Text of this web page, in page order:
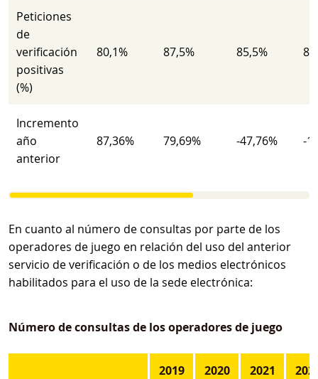
Peticiones
de
verificación
positivas
(%)
80,1% 87,5% 85,5%
Incremento
año
anterior
87,36% 79,69% -47,76% -
En cuanto al número de consultas por parte de los
operadores de juego en relación del uso del anterior
servicio de verificación o de los medios electrónicos
habilitados para el uso de la sede electrónica:
Número de consultas de los operadores de juego
2019 2020 2021